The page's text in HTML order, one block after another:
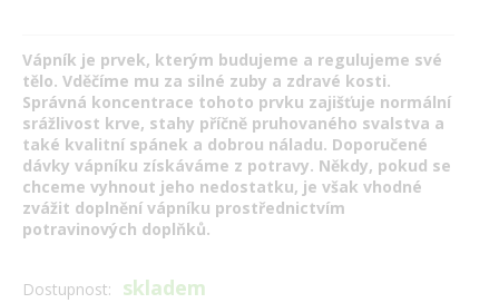
Vápník je prvek, kterým budujeme a regulujeme své
tělo. Vděčíme mu za silné zuby a zdravé kosti.
Správná koncentrace tohoto prvku zajišťuje normální
srážlivost krve, stahy příčně pruhovaného svalstva a
také kvalitní spánek a dobrou náladu. Doporučené
dávky vápníku získáváme z potravy. Někdy, pokud se
chceme vyhnout jeho nedostatku, je však vhodné
zvážit doplnění vápníku prostřednictvím
potravinových doplňků.
Dostupnost: skladem